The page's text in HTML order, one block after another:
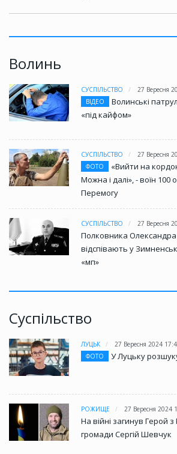
Волинь
СУСПІЛЬСТВО
27 Вересня
ВІДЕО
Волинські
«під кайфом»
СУСПІЛЬСТВО
27 Вересня
ФОТО
«Вийти на
Можна і далі», - воїн 100
Перемогу
СУСПІЛЬСТВО 27 Вересня
Полковника
відспівають у
«мп»
Суспільство
ЛУЦЬК
27 Вересня 2024
ФОТО
У Луцьку
РОЖИЩЕ 27 Вересня 2024
На війні загинув Герой
громади Сергій Шевчук